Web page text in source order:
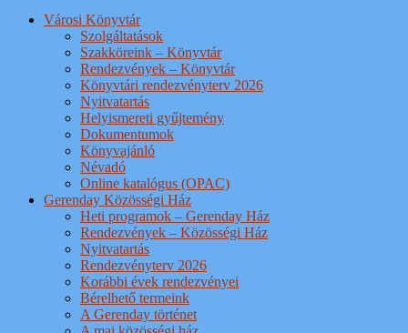
Városi Könyvtár
Szolgáltatások
Szakköreink – Könyvtár
Rendezvények – Könyvtár
Könyvtári rendezvényterv 2026
Nyitvatartás
Helyismereti gyűjtemény
Dokumentumok
Könyvajánló
Névadó
Online katalógus (OPAC)
Gerenday Közösségi Ház
Heti programok – Gerenday Ház
Rendezvények – Közösségi Ház
Nyitvatartás
Rendezvényterv 2026
Korábbi évek rendezvényei
Bérelhető termeink
A Gerenday történet